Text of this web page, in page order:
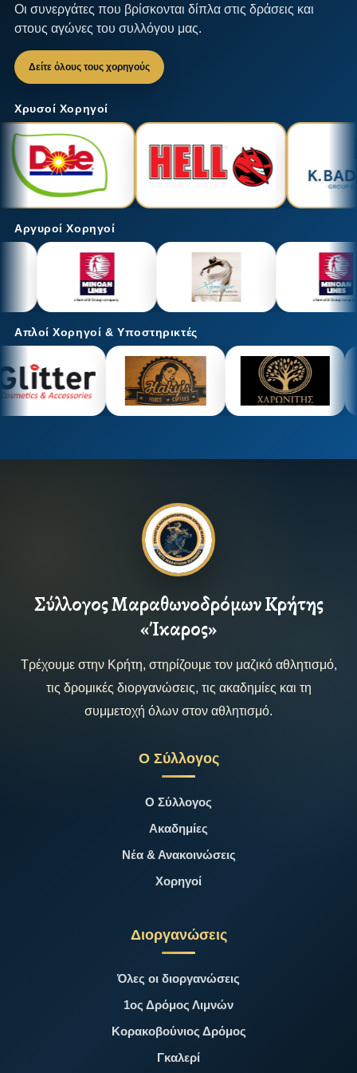
Οι συνεργάτες που βρίσκονται δίπλα στις δράσεις και
στους αγώνες του συλλόγου μας.
Δείτε όλους τους χορηγούς
Χρυσοί Χορηγοί
Αργυροί Χορηγοί
Απλοί Χορηγοί & Υποστηρικτές
Σύλλογος Μαραθωνοδρόμων Κρήτης
«Ίκαρος»
Τρέχουμε στην Κρήτη, στηρίζουμε τον μαζικό αθλητισμό,
τις δρομικές διοργανώσεις, τις ακαδημίες και τη
συμμετοχή όλων στον αθλητισμό.
Ο Σύλλογος
Ο Σύλλογος
Ακαδημίες
Νέα & Ανακοινώσεις
Χορηγοί
Διοργανώσεις
Όλες οι διοργανώσεις
1ος Δρόμος Λιμνών
Κορακοβούνιος Δρόμος
Γκαλερί